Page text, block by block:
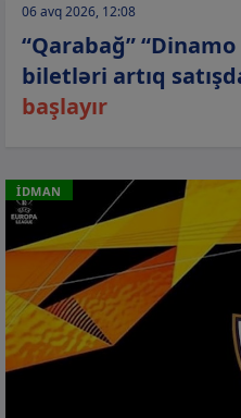
06 avq 2026, 12:08
“Qarabağ”
biletləri artıq
başlayır
İDMAN